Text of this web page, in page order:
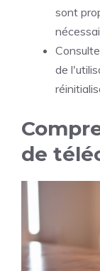
sont
de
de